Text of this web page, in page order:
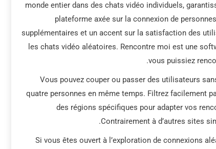
monde entier dans des chats vidéo individuels,
plateforme axée sur la connexion de
supplémentaires et un accent sur la satisfaction des
les chats vidéo aléatoires. Rencontre moi est une
vous puissiez
Vous pouvez couper ou passer des utilisateurs
quatre personnes en même temps. Filtrez facilement
des régions spécifiques pour adapter vos
Contrairement à d’autres sites
Si vous êtes ouvert à l’exploration de connexions